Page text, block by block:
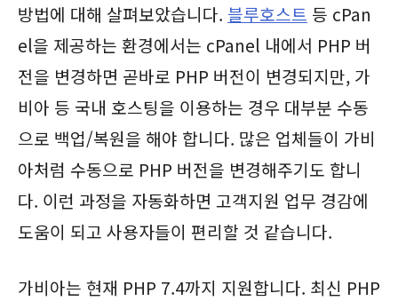
방법에 대해 살펴보았습니다. 블루호스트 등 cPan
el을 제공하는 환경에서는 cPanel 내에서 PHP 버
전을 변경하면 곧바로 PHP 버전이 변경되지만, 가
비아 등 국내 호스팅을 이용하는 경우 대부분 수동
으로 백업/복원을 해야 합니다. 많은 업체들이 가비
아처럼 수동으로 PHP 버전을 변경해주기도 합니
다. 이런 과정을 자동화하면 고객지원 업무 경감에
도움이 되고 사용자들이 편리할 것 같습니다.
가비아는 현재 PHP 7.4까지 지원합니다. 최신 PHP